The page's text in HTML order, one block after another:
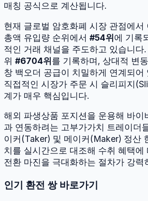
매칭 공식으로 계산됩니다.
현재 글로벌 암호화폐 시장 관점에서
총액 유입량 순위에서 #54위에 기록
적인 거래 채널을 주도하고 있습니다.
위 #6704위를 기록하며, 상대적 변
창 백오더 공급이 치밀하게 연계되어
직접적인 시장가 주문 시 슬리피지
계가 매우 핵심입니다.
해외 파생상품 포지션을 운용해 바이
과 연동하려는 고부가가치 트레이더
이커(Taker) 및 메이커(Maker) 정산
치를 실시간으로 대조해 수취 혜택에
전환 마진을 극대화하는 절차가 강력
인기 환전 쌍 바로가기